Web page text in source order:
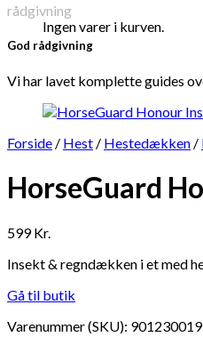
Ingen varer i kurven.
God rådgivning
Vi har lavet komplette guides
Forside / Hest / Hestedækken /
HorseGuard
599Kr.
Insekt & regndækken i et med
Gå til butik
Varenummer (SKU):